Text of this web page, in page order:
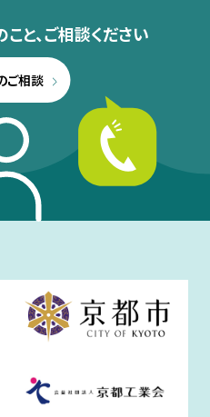
と、ご相談ください
ご相談